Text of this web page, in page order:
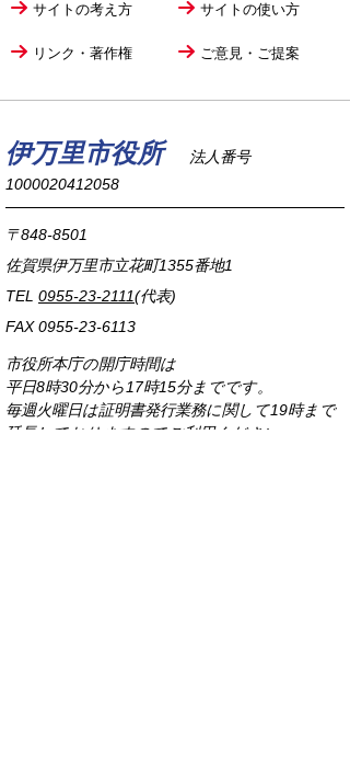
サイトの考え方 サイトの使い方
リンク・著作権 ご意見・ご提案
伊万里市役所
法人番号
1000020412058
〒848-8501
佐賀県伊万里市立花町1355番地1
TEL 0955-23-2111(代表)
FAX 0955-23-6113
市役所本庁の開庁時間は
平日8時30分から17時15分までです。
毎週火曜日は証明書発行業務に関して19時まで
延長しておりますのでご利用ください。